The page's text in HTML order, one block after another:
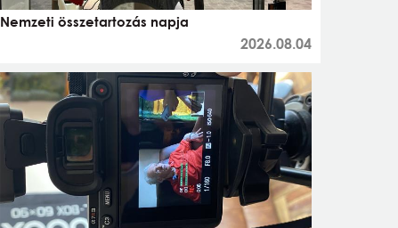
Nemzeti összetartozás napja
2026.08.04